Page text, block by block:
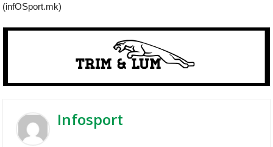
(infOSport.mk)
Infosport